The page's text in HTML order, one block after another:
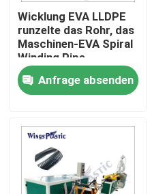
Treten Sie mit uns in
Kunststoffrohr-
Kunststoffrohr-
HDPE Rohr-Extruder-
Wicklung EVA LLDPE
runzelte das Rohr, das
Maschinen-EVA Spiral
Winding Pipe
Productions-Linie für
Staubsauger-
Schlauch macht
Anfrage absenden